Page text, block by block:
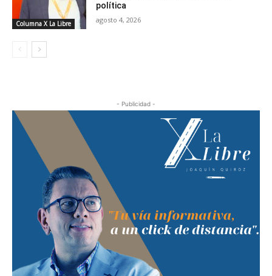
Columna X La Libre
política
agosto 4, 2026
- Publicidad -